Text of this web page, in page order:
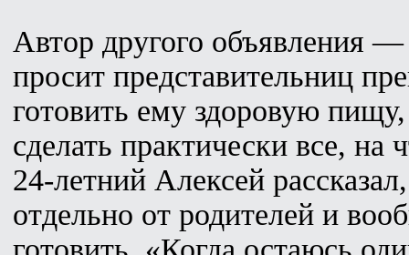
Автор другого объявления
просит представительниц
готовить ему здоровую
сделать практически все, на
24-летний Алексей
отдельно от родителей и